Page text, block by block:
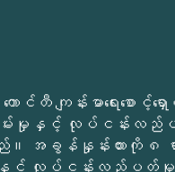
ကောင်တီ ကျန်းမာရေ
မ်းမှုနှင့် လုပ်ငန်းလ
အခွန်နှုန်းထားကို ၈
င့် လုပ်ငန်းလည်ပတ်မှုမျ